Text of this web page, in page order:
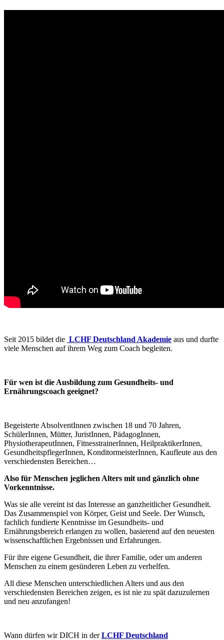
Seit 2015 bildet die LCHF Deutschland Akademie aus und durfte
viele Menschen auf ihrem Weg zum Coach begleiten.
Für wen ist die Ausbildung zum Gesundheits- und
Ernährungscoach geeignet?
Begeisterte AbsolventInnen zwischen 18 und 70 Jahren,
SchülerInnen, Mütter, JuristInnen, PädagogInnen,
PhysiotherapeutInnen, FitnesstrainerInnen, HeilpraktikerInnen,
GesundheitspflegerInnen, KonditormeisterInnen, Kaufleute aus den
verschiedensten Bereichen…
Also für Menschen jeglichen Alters mit und gänzlich ohne
Vorkenntnisse.
Was sie alle vereint ist das Interesse an ganzheitlicher Gesundheit.
Das Zusammenspiel von Körper, Geist und Seele. Der Wunsch,
fachlich fundierte Kenntnisse im Gesundheits- und
Ernährungsbereich erlangen zu wollen, basierend auf den neuesten
wissenschaftlichen Ergebnissen und Erfahrungen.
Für ihre eigene Gesundheit, die ihrer Familie, oder um anderen
Menschen zu einem gesünderen Leben zu verhelfen.
All diese Menschen unterschiedlichen Alters und aus den
verschiedensten Bereichen zeigen, es ist nie zu spät dazuzulernen
und neu anzufangen!
Wann dürfen wir DICH in derLCHF Deutschland